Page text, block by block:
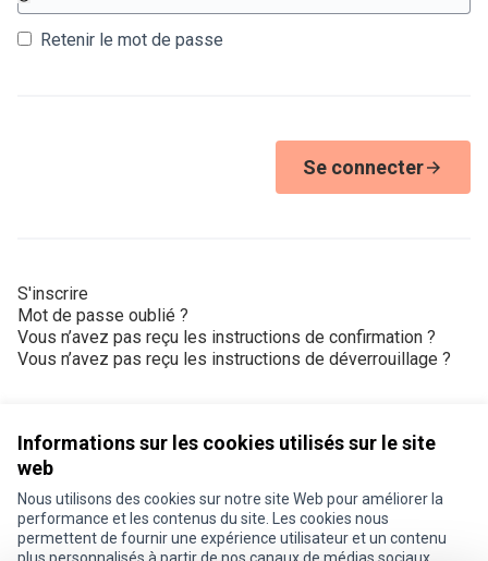
Informations sur les cookies utilisés sur le site
web
Nous utilisons des cookies sur notre site Web pour améliorer la
performance et les contenus du site. Les cookies nous
permettent de fournir une expérience utilisateur et un contenu
Retenir le mot de passe
Se connecter
S'inscrire
Mot de passe oublié ?
Vous n’avez pas reçu les instructions de confirmation ?
Vous n’avez pas reçu les instructions de déverrouillage ?
Conditions d'utilisation
Paramètres des cookies
Je participe ! sur X
Je participe ! sur Facebook
Je participe ! sur Instagram